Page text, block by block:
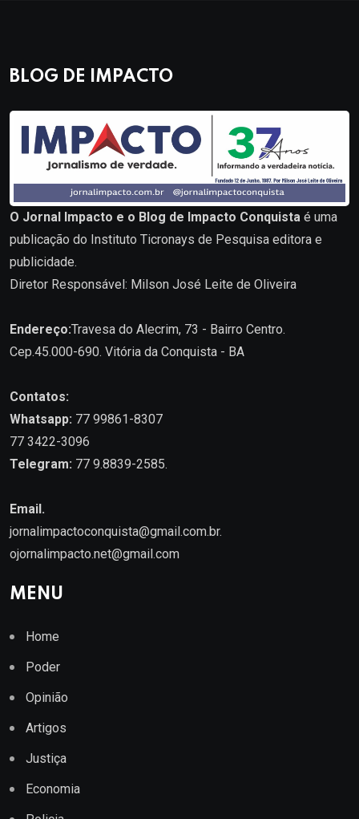
BLOG DE IMPACTO
O Jornal Impacto e o Blog de Impacto Conquista é uma
publicação do Instituto Ticronays de Pesquisa editora e
publicidade.
Diretor Responsável: Milson José Leite de Oliveira
Endereço:Travesa do Alecrim, 73 - Bairro Centro.
Cep.45.000-690. Vitória da Conquista - BA
Contatos:
Whatsapp: 77 99861-8307
77 3422-3096
Telegram: 77 9.8839-2585.
Email.
jornalimpactoconquista@gmail.com.br.
ojornalimpacto.net@gmail.com
MENU
Home
Poder
Opinião
Artigos
Justiça
Economia